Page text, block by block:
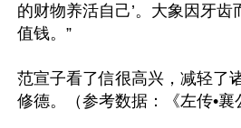
的财物养活自己’。大象因牙
值钱。”
范宣子看了信很高兴，减轻了
修德。（参考数据：《左传•襄